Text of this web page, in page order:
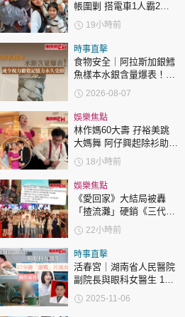
The Standard 親子王
轉載 ©Eastweek.com.hk. All rights reserved.
帳圍剿 搭電車1人霸2個
位 被轟自私欠公德心 有
指反應過度不公平
19小時前
時事直擊
食物安全｜阿拉斯加銀鱈
魚樣本水銀含量爆表！或
令視力聽覺記憶力永久受
損
2026-08-07
娛樂焦點
林作媽60大壽 孖裕美跳
大媽舞 阿仔興起除衫助慶
回應兩女交好有原因
18小時前
娛樂焦點
《愛回家》大結局被轟
「揸流灘」硬銷《三代同
糖》 劇集播畢台前幕後喊
爆場面感人
22小時前
時事直擊
活春宮｜湖南省人民醫院
副院長與眼科女醫生 17
分鐘「激戰」片流出 動作
露骨 網上瘋傳
2025-11-06